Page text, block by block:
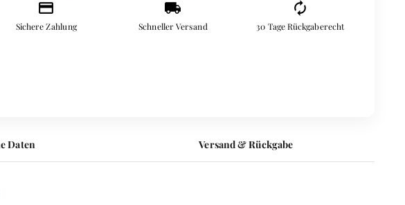
credit_card
Sichere Zahlung
local_shipping
Schneller Versand
autorenew
30 Tage Rückgaberecht
Daten Versand & Rückgabe